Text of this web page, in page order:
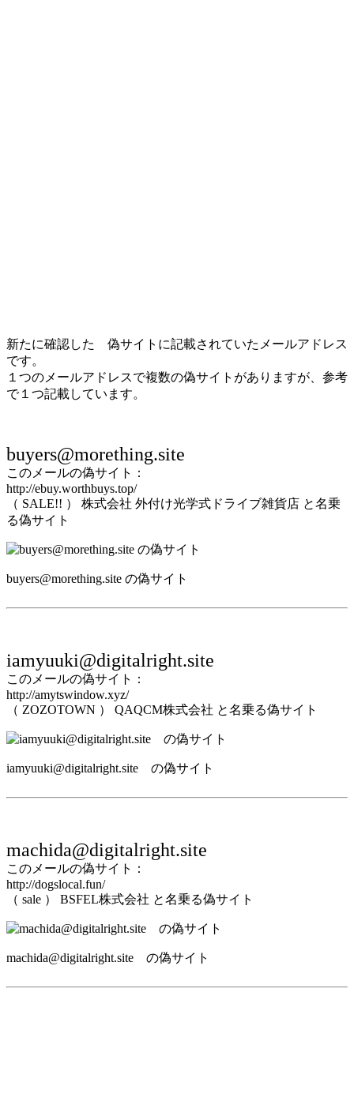
新たに確認した 偽サイトに記載されていたメールアドレス
です。
１つのメールアドレスで複数の偽サイトがありますが、参考
で１つ記載しています。
buyers@morething.site
このメールの偽サイト：
http://ebuy.worthbuys.top/
（ SALE!! ） 株式会社 外付け光学式ドライブ雑貨店 と名乗
る偽サイト
buyers@morething.site の偽サイト
iamyuuki@digitalright.site
このメールの偽サイト：
http://amytswindow.xyz/
（ ZOZOTOWN ） QAQCM株式会社 と名乗る偽サイト
iamyuuki@digitalright.site の偽サイト
machida@digitalright.site
このメールの偽サイト：
http://dogslocal.fun/
（ sale ） BSFEL株式会社 と名乗る偽サイト
machida@digitalright.site の偽サイト